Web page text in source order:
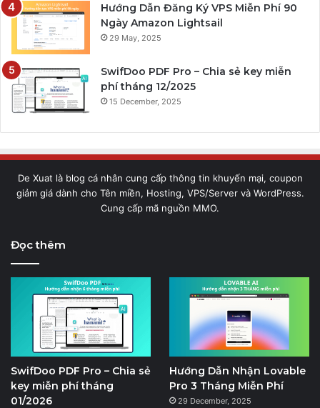
Hướng Dẫn Đăng Ký VPS Miễn Phí 90
Ngày Amazon Lightsail
29 May, 2025
SwifDoo PDF Pro – Chia sẻ key miễn
phí tháng 12/2025
15 December, 2025
De Xuat là blog cá nhân cung cấp thông tin khuyến mại, coupon
giảm giá dành cho Tên miền, Hosting, VPS/Server và WordPress.
Cung cấp mã nguồn MMO.
Đọc thêm
SwifDoo PDF Pro – Chia sẻ
key miễn phí tháng
01/2026
Hướng Dẫn Nhận Lovable
Pro 3 Tháng Miễn Phí
29 December, 2025